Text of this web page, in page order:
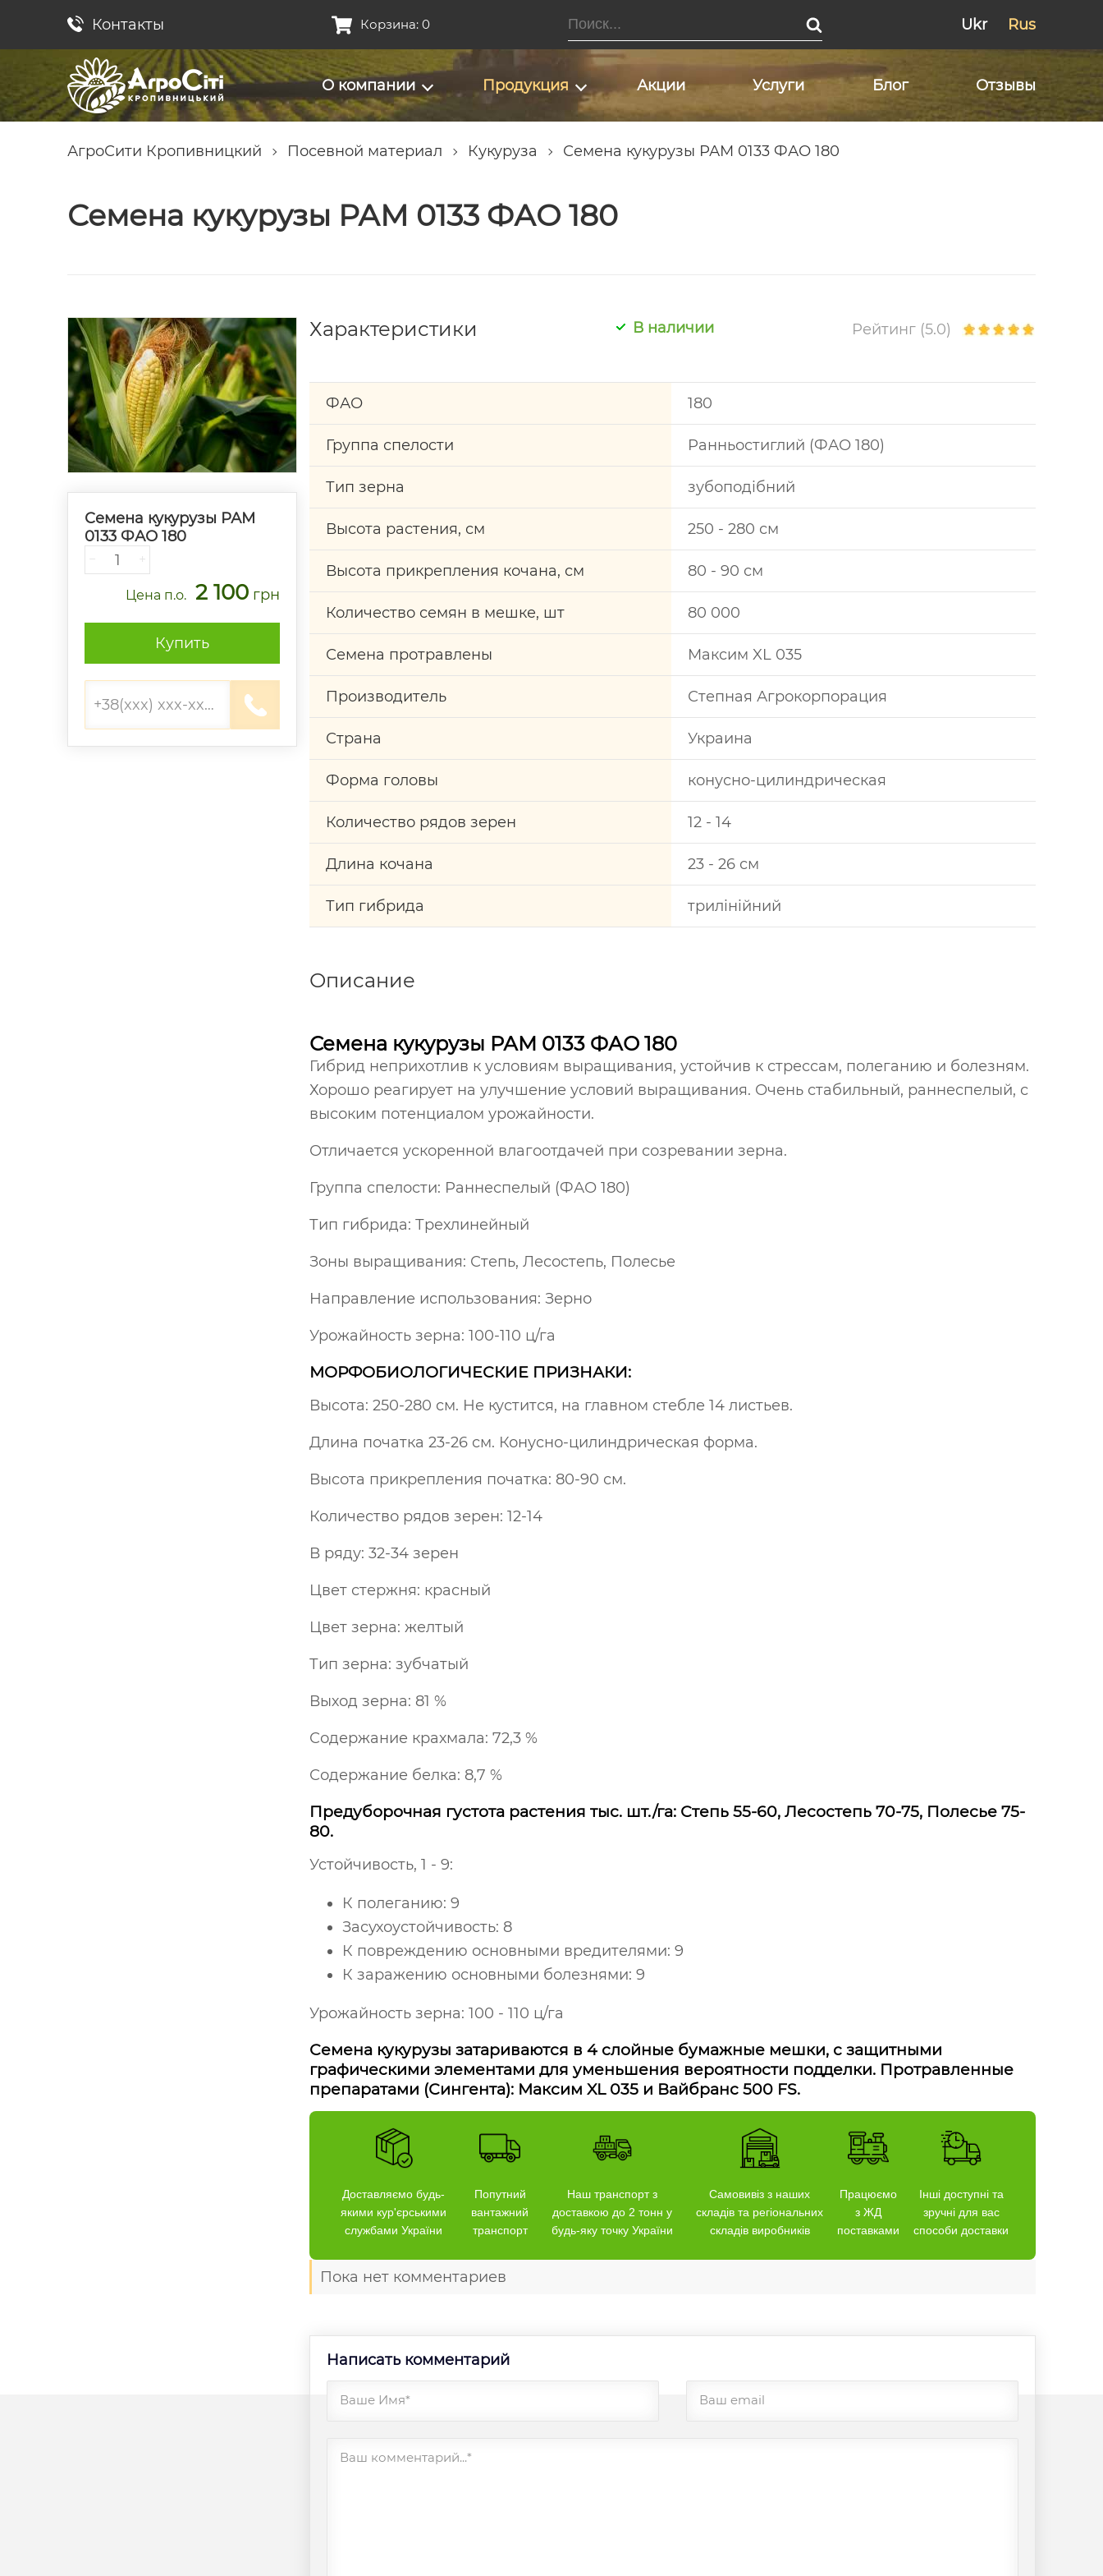
Контакты Корзина: 0 Ukr Rus
О компании Продукция Акции Услуги Блог Отзывы
АгроСити Кропивницкий Посевной материал Кукуруза Семена кукурузы РАМ 0133 ФАО 180
Семена кукурузы РАМ 0133 ФАО 180
Семена кукурузы РАМ
0133 ФАО 180
− +
Цена п.о. 2 100 грн
Купить
Характеристики В наличии Рейтинг (5.0)
ФАО 180
Группа спелости Ранньостиглий (ФАО 180)
Тип зерна зубоподібний
Высота растения, см 250 - 280 см
Высота прикрепления кочана, см 80 - 90 см
Количество семян в мешке, шт 80 000
Семена протравлены Максим XL 035
Производитель Степная Агрокорпорация
Страна Украина
Форма головы конусно-цилиндрическая
Количество рядов зерен 12 - 14
Длина кочана 23 - 26 см
Тип гибрида трилінійний
Описание
Семена кукурузы РАМ 0133 ФАО 180
Гибрид неприхотлив к условиям выращивания, устойчив к стрессам, полеганию и болезням.
Хорошо реагирует на улучшение условий выращивания. Очень стабильный, раннеспелый, с
высоким потенциалом урожайности.
Отличается ускоренной влагоотдачей при созревании зерна.
Группа спелости: Раннеспелый (ФАО 180)
Тип гибрида: Трехлинейный
Зоны выращивания: Степь, Лесостепь, Полесье
Направление использования: Зерно
Урожайность зерна: 100-110 ц/га
МОРФОБИОЛОГИЧЕСКИЕ ПРИЗНАКИ:
Высота: 250-280 см. Не кустится, на главном стебле 14 листьев.
Длина початка 23-26 см. Конусно-цилиндрическая форма.
Высота прикрепления початка: 80-90 см.
Количество рядов зерен: 12-14
В ряду: 32-34 зерен
Цвет стержня: красный
Цвет зерна: желтый
Тип зерна: зубчатый
Выход зерна: 81 %
Содержание крахмала: 72,3 %
Содержание белка: 8,7 %
Предуборочная густота растения тыс. шт./га: Степь 55-60, Лесостепь 70-75, Полесье 75-
80.
Устойчивость, 1 - 9:
К полеганию: 9
Засухоустойчивость: 8
К повреждению основными вредителями: 9
К заражению основными болезнями: 9
Урожайность зерна: 100 - 110 ц/га
Семена кукурузы затариваются в 4 слойные бумажные мешки, с защитными
графическими элементами для уменьшения вероятности подделки. Протравленные
препаратами (Сингента): Максим XL 035 и Вайбранс 500 FS.
Доставляємо будь-
якими кур'єрськими
службами України
Попутний
вантажний
транспорт
Наш транспорт з
доставкою до 2 тонн у
будь-яку точку України
Самовивіз з наших
складів та регіональних
складів виробників
Працюємо
з ЖД
поставками
Інші доступні та
зручні для вас
способи доставки
Пока нет комментариев
Написать комментарий
Ваше Имя* Ваш email
Ваш комментарий...*